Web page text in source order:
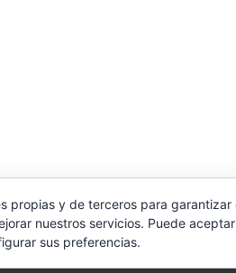
propias y de terceros para
nuestros servicios. Puede
sus preferencias.